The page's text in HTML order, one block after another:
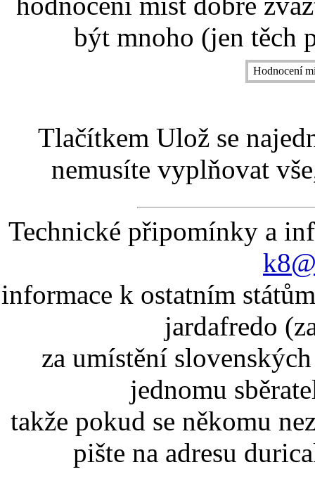
být mnoho (jen těch
Hodnocení
Tlačítkem Ulož se
nemusíte vyplňovat
Technické připomínky a
informace k ostatním
jardafredo
za umístění
jednomu
takže pokud se někomu
pište na adresu